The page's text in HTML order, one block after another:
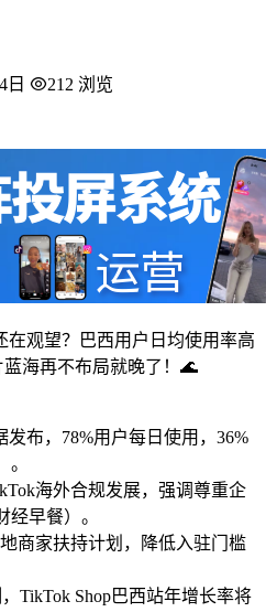
日
212 浏览
在观望？巴西用户日均使用率高
蓝海再不布局就晚了！🌊
布，78%用户每日使用，36%
海外合规发展，强调尊重企
早餐）。
商家扶持计划，降低入驻门槛
TikTok Shop巴西站年增长率将